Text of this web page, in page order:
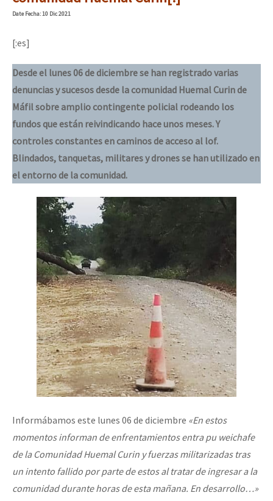
Mundo
AutonomÍa y Resistencia
Megaproyectos
Migración
Presos
Mujeres
ETIQUETAS
MULTIMEDIA
Fotorreportaje
Otras secciones
Semillero Guerra contra la Humanidad. (Las poblaciones y
la naturaleza bajo asedio)
Libros para descargar
Medios Libres
Eventos
Contacto
Se o México sabe, que o mundo saiba! Nossas lutas pela
[25 abr – CDMX] Tokín por el CNI: 30 años de Resistencia y
DateFecha: 10 Dic 2021
[:es]
Desde el lunes 06 de diciembre se han registrado varias
denuncias y sucesos desde la comunidad Huemal Curin de
Máfil sobre amplio contingente policial rodeando los
fundos que están reivindicando hace unos meses. Y
controles constantes en caminos de acceso al lof.
Blindados, tanquetas, militares y drones se han utilizado en
el entorno de la comunidad.
Informábamos este lunes 06 de diciembre «En estos
momentos informan de enfrentamientos entra pu weichafe
de la Comunidad Huemal Curin y fuerzas militarizadas tras
un intento fallido por parte de estos al tratar de ingresar a la
comunidad durante horas de esta mañana. En desarrollo…»